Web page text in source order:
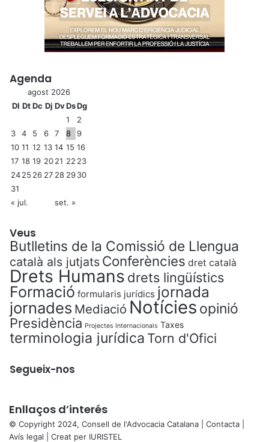
Agenda
agost 2026
Dl DtDc Dj DvDsDg
1
2
3
4 5 6 7 8
9
10 11 12 13 14 15 16
17 18 19 2021 22 23
2425 26 27 28 2930
31
« jul.
set. »
Veus
Butlletins de la Comissió de Llengua
català als jutjats Conferències dret català
Drets Humans drets lingüístics
Formació formularis jurídics jornada
jornades Mediació Notícies opinió
Presidència Projectes Internacionals Taxes
terminologia jurídica Torn d'Ofici
Segueix-nos
Enllaços d’interés
© Copyright 2024, Consell de l'Advocacia Catalana | Contacta
Avís legal | Creat per IURISTEL